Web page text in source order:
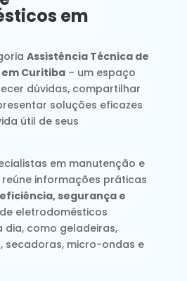
em
Assistência Técnica de
Curitiba– um espaço
dúvidas, compartilhar
soluções eficazes
útil de seus
em manutenção e
informações práticas
eficiência, segurança e
eletrodomésticos
dia, como geladeiras,
secadoras, micro-ondas e